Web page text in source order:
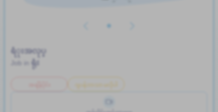
ရံုးအလုပ္
ရုံး
ဂျပန်ဘာသာ မလိုပါ